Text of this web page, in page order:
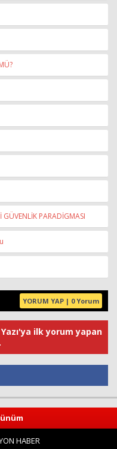
GÜVENLİK PARADİGMASI
YORUM YAP | 0 Yorum
ilk yorum yapan
HABER